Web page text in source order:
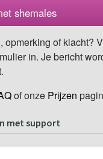
shemales
opmerking of klacht?
in. Je bericht
of onze Prijzen